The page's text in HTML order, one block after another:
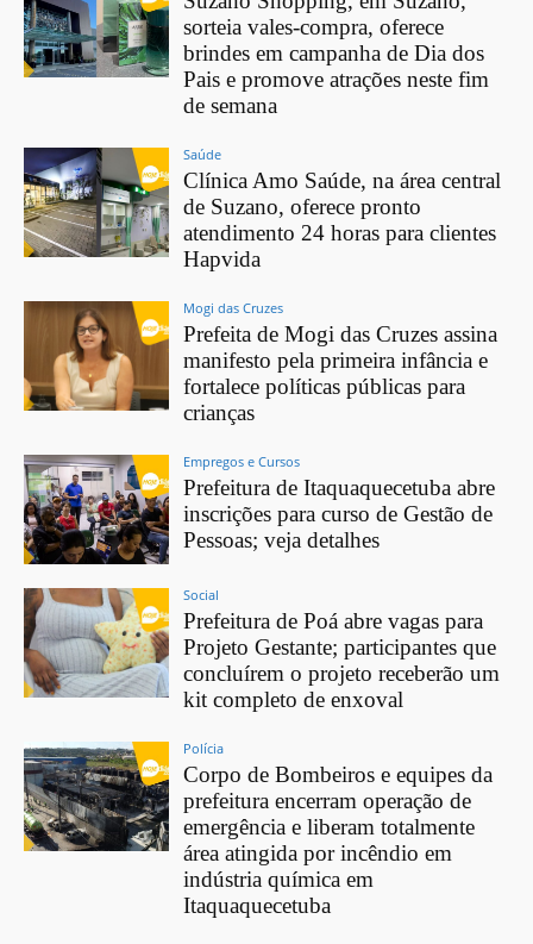
sorteia vales-compra, oferece
brindes em campanha de Dia dos
Pais e promove atrações neste fim
de semana
Saúde
Clínica Amo Saúde, na área central
de Suzano, oferece pronto
atendimento 24 horas para clientes
Hapvida
Mogi das Cruzes
Prefeita de Mogi das Cruzes assina
manifesto pela primeira infância e
fortalece políticas públicas para
crianças
Empregos e Cursos
Prefeitura de Itaquaquecetuba abre
inscrições para curso de Gestão de
Pessoas; veja detalhes
Social
Prefeitura de Poá abre vagas para
Projeto Gestante; participantes que
concluírem o projeto receberão um
kit completo de enxoval
Polícia
Corpo de Bombeiros e equipes da
prefeitura encerram operação de
emergência e liberam totalmente
área atingida por incêndio em
indústria química em
Itaquaquecetuba